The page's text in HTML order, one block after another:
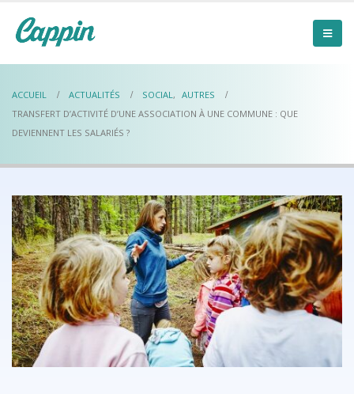
ACCUEIL ACTUALITÉS SOCIAL, AUTRES
TRANSFERT D’ACTIVITÉ D’UNE ASSOCIATION À UNE COMMUNE : QUE
DEVIENNENT LES SALARIÉS ?